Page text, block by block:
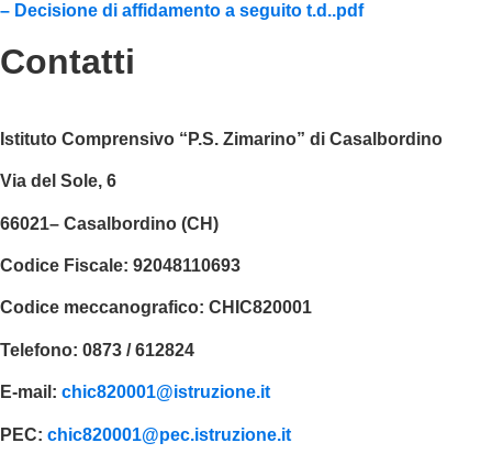
– Decisione di affidamento a seguito t.d..pdf
Contatti
Istituto Comprensivo “P.S. Zimarino” di Casalbordino
Via del Sole, 6
66021– Casalbordino (CH)
Codice Fiscale: 92048110693
Codice meccanografico: CHIC820001
Telefono: 0873 / 612824
E-mail: chic820001@istruzione.it
PEC: chic820001@pec.istruzione.it